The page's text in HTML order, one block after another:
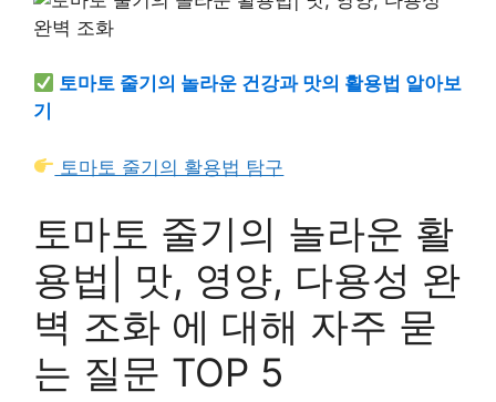
토마토 줄기의 놀라운 건강과 맛의 활용법 알아보
기
토마토 줄기의 활용법 탐구
토마토 줄기의 놀라운 활
용법| 맛, 영양, 다용성 완
벽 조화 에 대해 자주 묻
는 질문 TOP 5